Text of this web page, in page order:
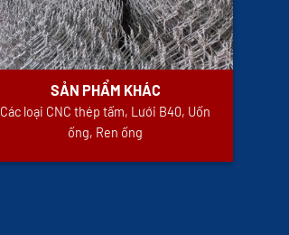
SẢN PHẨM KHÁC
Các loại CNC thép tấm, Lưới B40, Uốn
ống, Ren ống